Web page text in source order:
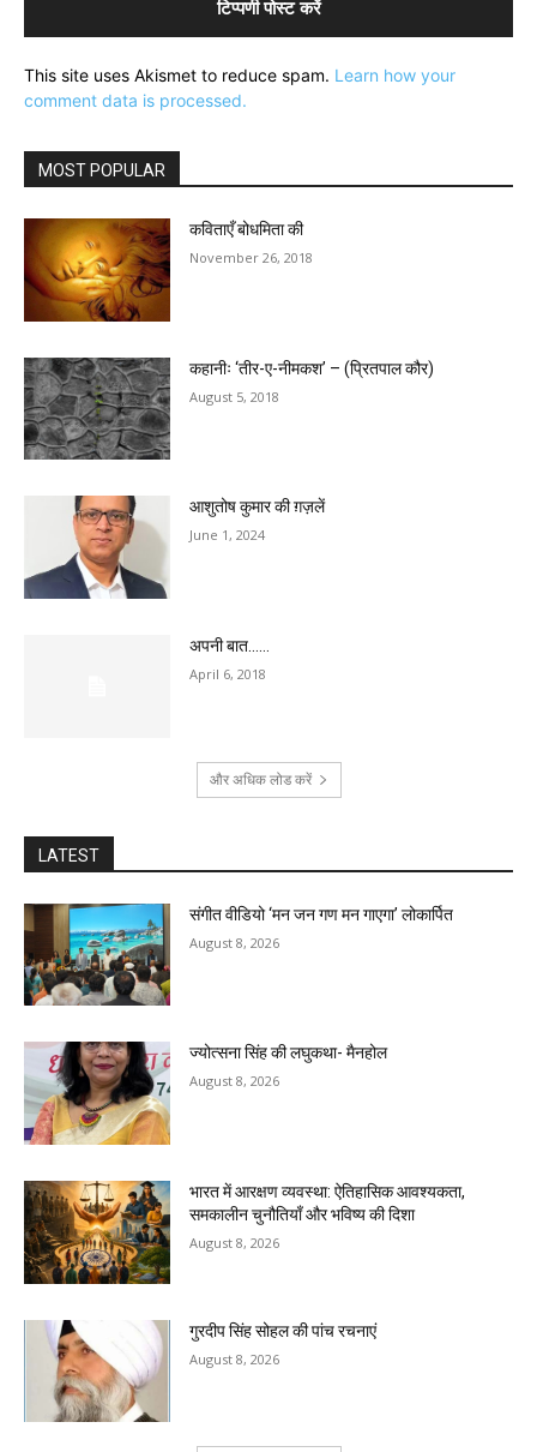
This site uses Akismet to reduce spam. Learn how your
comment data is processed.
MOST POPULAR
कविताएँ बोधमिता की
November 26, 2018
कहानीः ‘तीर-ए-नीमकश’ – (प्रितपाल कौर)
August 5, 2018
आशुतोष कुमार की ग़ज़लें
June 1, 2024
अपनी बात……
April 6, 2018
और अधिक लोड करें
LATEST
संगीत वीडियो ‘मन जन गण मन गाएगा’ लोकार्पित
August 8, 2026
ज्योत्सना सिंह की लघुकथा- मैनहोल
August 8, 2026
भारत में आरक्षण व्यवस्था: ऐतिहासिक आवश्यकता,
समकालीन चुनौतियाँ और भविष्य की दिशा
August 8, 2026
गुरदीप सिंह सोहल की पांच रचनाएं
August 8, 2026